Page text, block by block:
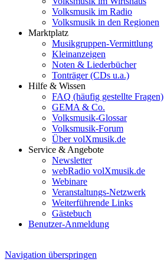
Volksmusik im Radio
Volksmusik in den Regionen
Marktplatz
Musikgruppen-Vermittlung
Kleinanzeigen
Noten & Liederbücher
Tonträger (CDs u.a.)
Hilfe & Wissen
FAQ (häufig gestellte Fragen)
GEMA & Co.
Volksmusik-Glossar
Volksmusik-Forum
Über volXmusik.de
Service & Angebote
Newsletter
webRadio volXmusik.de
Webinare
Veranstaltungs-Netzwerk
Weiterführende Links
Gästebuch
Benutzer-Anmeldung
Navigation überspringen